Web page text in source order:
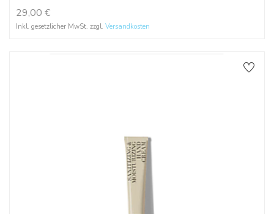
29,00 €
Inkl. gesetzlicher MwSt. zzgl. Versandkosten